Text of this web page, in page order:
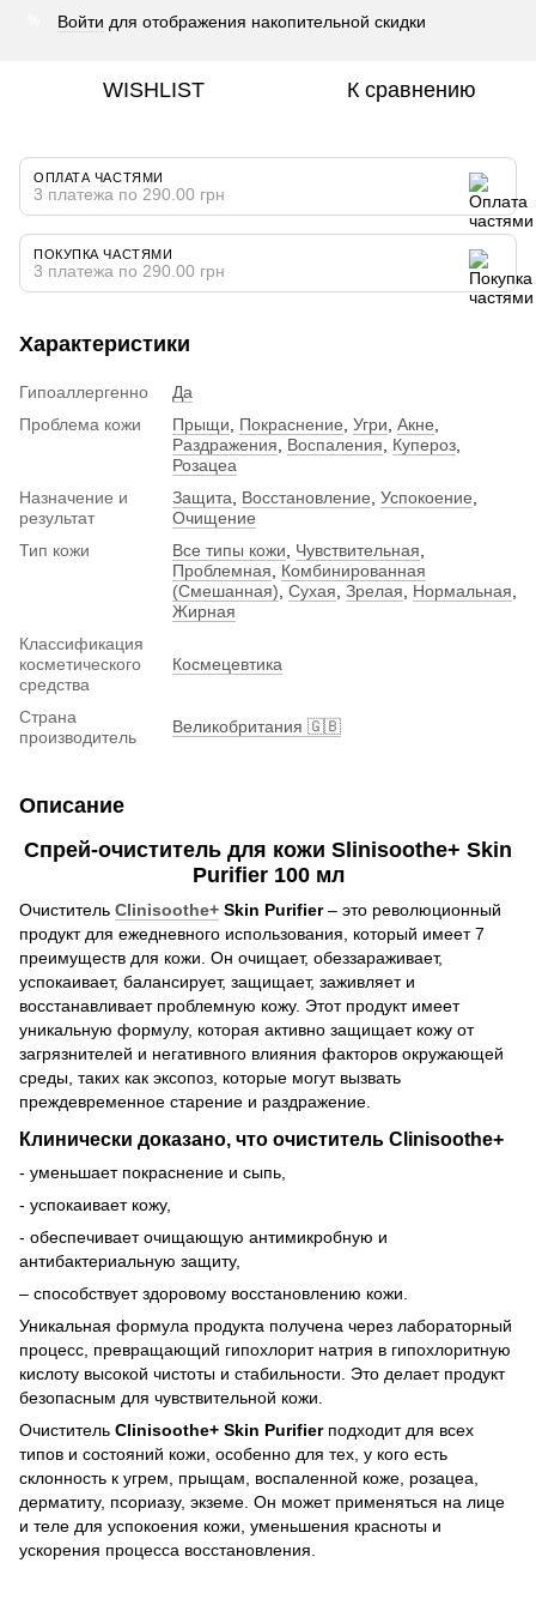
Войти для отображения накопительной скидки
WISHLIST К сравнению
ОПЛАТА ЧАСТЯМИ
3 платежа по 290.00 грн
ПОКУПКА ЧАСТЯМИ
3 платежа по 290.00 грн
Характеристики
Гипоаллергенно
Да
Проблема кожи
Прыщи Покраснение Угри Акне
Раздражения
Воспаления Купероз
Розацеа
Назначение и
результат
Защита Восстановление Успокоение
Очищение
Тип кожи
Все типы кожи Чувствительная
Проблемная
Комбинированная
(Смешанная) Сухая Зрелая Нормальная
Жирная
Классификация
косметического
средства
Космецевтика
Страна
производитель
Великобритания 🇬🇧
Описание
Спрей-очиститель для кожи Slinisoothe+ Skin
Purifier 100 мл
Очиститель Clinisoothe+ Skin Purifier– это революционный
продукт для ежедневного использования, который имеет 7
преимуществ для кожи. Он очищает, обеззараживает,
успокаивает, балансирует, защищает, заживляет и
восстанавливает проблемную кожу. Этот продукт имеет
уникальную формулу, которая активно защищает кожу от
загрязнителей и негативного влияния факторов окружающей
среды, таких как эксопоз, которые могут вызвать
преждевременное старение и раздражение.
Клинически доказано, что очиститель Clinisoothe+
- уменьшает покраснение и сыпь,
- успокаивает кожу,
- обеспечивает очищающую антимикробную и
антибактериальную защиту,
– способствует здоровому восстановлению кожи.
Уникальная формула продукта получена через лабораторный
процесс, превращающий гипохлорит натрия в гипохлоритную
кислоту высокой чистоты и стабильности. Это делает продукт
безопасным для чувствительной кожи.
Очиститель Clinisoothe+ Skin Purifierподходит для всех
типов и состояний кожи, особенно для тех, у кого есть
склонность к угрем, прыщам, воспаленной коже, розацеа,
дерматиту, псориазу, экземе. Он может применяться на лице
и теле для успокоения кожи, уменьшения красноты и
ускорения процесса восстановления.